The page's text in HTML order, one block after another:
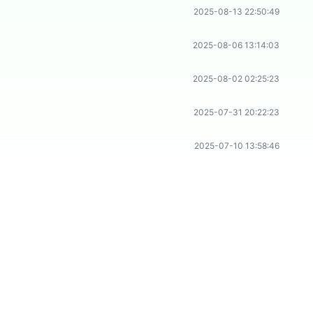
2025-08-13 22:50:49
2025-08-06 13:14:03
2025-08-02 02:25:23
2025-07-31 20:22:23
2025-07-10 13:58:46